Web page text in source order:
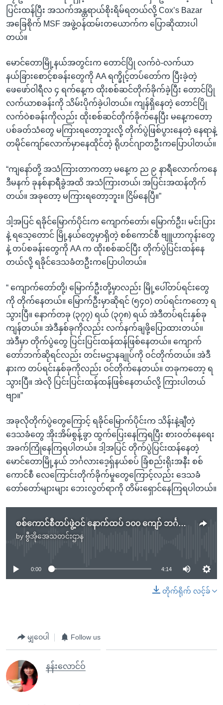
ပြင်းထန်ပြီး အသက်အန္တရာယ်စိုးရိမ်ရတယ်လို့ Cox’s Bazar
အခြေစိုက် MSF အဖွဲ့ဝန်ထမ်းတယောက်က ပြောဆိုထားပါ
တယ်။
မောင်တောမြို့နယ်အတွင်းက တောင်ပြို လက်ဝဲ-လက်ယာ
နယ်ခြားစောင့်စခန်းတွေကို AA ရက္ခိုင့်တပ်တော်က ပြီးခဲ့တဲ့
ဖေဖော်ဝါရီလ ၄ ရက်နေ့က ထိုးစစ်ဆင်တိုက်ခိုက်ခဲ့ပြီး တောင်ပြို
လက်ယာစခန်းကို သိမ်းပိုက်ခဲ့ပါတယ်။ ကျန်ရှိနေတဲ့ တောင်ပြို
လက်ဝဲစခန်းကိုလည်း ထိုးစစ်ဆင်တိုက်ခိုက်နေပြီး မနေ့ကတော့
ပစ်ခတ်သံတွေ မကြားရတော့ဘူးလို့ တိုက်ပွဲဖြစ်ပွားနေတဲ့ နေရာနဲ့
တမိုင်ကျော်လောက်မှာနေထိုင်တဲ့ ရိုဟင်ဂျာတဦးကပြောပါတယ်။
“ကျနော်တို့ အသံကြားတာကတာ့ မနေ့က ည ၉ နာရီလောက်ကနေ
ဒီမနက် ခုနစ်နာရီခွဲအထိ အသံကြားတယ်၊ အပြင်းအထန်တိုက်
တယ်။ အခုတော့ မကြားရတော့ဘူး။ ငြိမ်နေပြီ။”
ဒါ့အပြင် ရခိုင်မြောက်ပိုင်းက ကျောက်တော်၊ မြောက်ဦး၊ မင်းပြား
နဲ့ ရသေ့တောင် မြို့နယ်တွေမှာရှိတဲ့ စစ်ကောင်စီ ဗျူဟာကုန်းတွေ
နဲ့ တပ်စခန်းတွေကို AA က ထိုးစစ်ဆင်ပြီး တိုက်ပွဲပြင်းထန်နေ
တယ်လို့ ရခိုင်ဒေသခံတဦးကပြောပါတယ်။
“ ကျောက်တော်တို့၊ မြောက်ဦးတို့မှာလည်း မြို့ပေါ်တပ်ရင်းတွေ
ကို တိုက်နေတယ်။ မြောက်ဦးမှာဆိုရင် (၅၄ဝ) တပ်ရင်းကတော့ ရ
သွားပြီ။ နောက်တခု (၃၇၇) ရယ် (၃၇၈) ရယ် အဲဒီတပ်ရင်းနှစ်ခု
ကျန်တယ်။ အဲဒီနှစ်ခုကိုလည်း လက်နက်ချဖို့ပြောထားတယ်။
အဲဒီမှာ တိုက်ပွဲတွေ ပြင်းပြင်းထန်ထန်ဖြစ်နေတယ်။ ကျောက်
တော်ဘက်ဆိုရင်လည်း တင်းမဌာနချုပ်ကို ဝင်တိုက်တယ်။ အဲဒီ
နားက တပ်ရင်းနှစ်ခုကိုလည်း ဝင်တိုက်နေတယ်။ တခုကတော့ ရ
သွားပြီ။ အဲလို ပြင်းပြင်းထန်ထန်ဖြစ်နေတယ်လို့ ကြားပါတယ်
ဗျာ။”
အခုလိုတိုက်ပွဲတွေကြောင့် ရခိုင်မြောက်ပိုင်းက သိန်းနဲ့ချီတဲ့
ဒေသခံတွေ အိုးအိမ်စွန့်ခွာ ထွက်ပြေးနေကြရပြီး စားဝတ်နေရေး
အခက်ကြုံနေကြရပါတယ်။ ဒါ့အပြင် တိုက်ပွဲပြင်းထန်နေတဲ့
မောင်တောမြို့နယ် ဘင်္ဂလားဒေ့ရှ်နယ်စပ် ခြံစည်းရိုးအနီး စစ်
ကောင်စီ လေကြောင်းတိုက်ခိုက်မှုတွေကြောင့်လည်း ဒေသခံ
တော်တော်များများ ဘေးလွတ်ရာကို တိမ်းရှောင်နေကြရပါတယ်။
စစ်ကောင်စီတပ်ဖွဲ့ဝင် နောက်ထပ် ၁၀၀ ကျော် ဘင်္ဂလားဒေ့ရှ်နိုင်ငံထဲထွက်ပြေး
by ဗွီအိုအေသတင်းဌာန
No media source currently available
0:00 4:14
တိုက်ရိုက် လင့်ခ်
မျှဝေပါ Follow us
နန်းလောင်ဝ်